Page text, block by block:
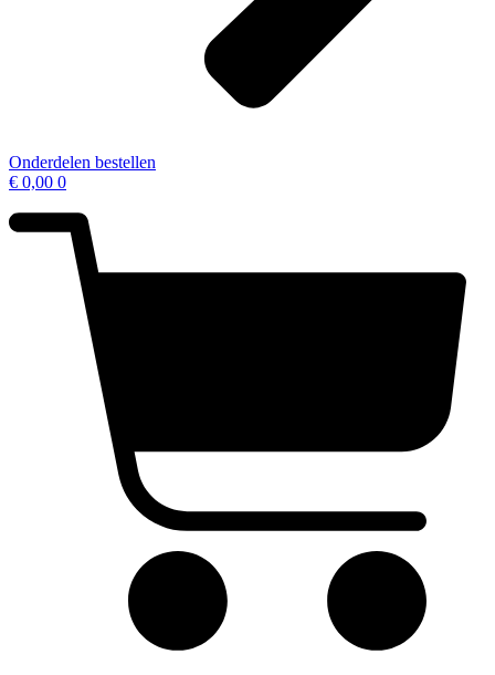
Onderdelen bestellen
€ 0,00 0